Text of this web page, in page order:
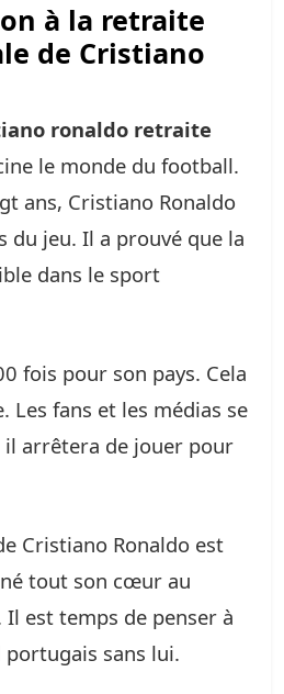
à la retraite
de Cristiano
ronaldo retraite
le monde du football.
ans, Cristiano Ronaldo
du jeu. Il a prouvé que la
dans le sport
fois pour son pays. Cela
Les fans et les médias se
il arrêtera de jouer pour
Cristiano Ronaldo est
tout son cœur au
est temps de penser à
portugais sans lui.